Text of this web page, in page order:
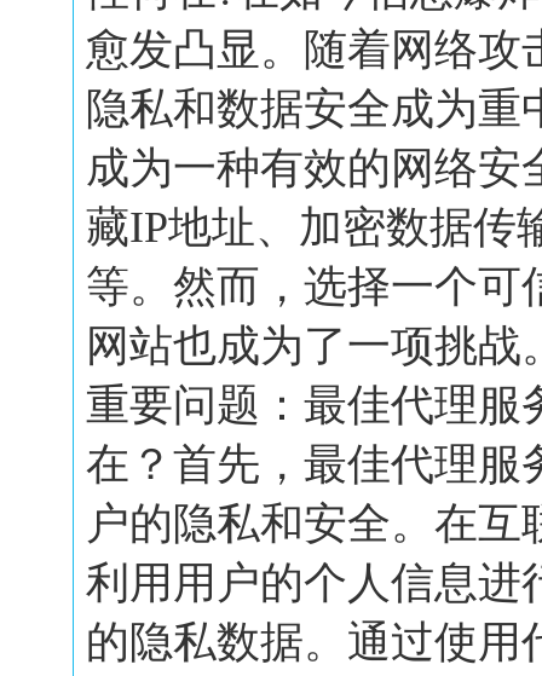
愈发凸显。随着网络攻
隐私和数据安全成为
成为一种有效的网络
藏IP地址、加密数据传
等。然而，选择一个可
网站也成为了一项挑
重要问题：最佳代理服
在？首先，最佳代理服
户的隐私和安全。在
利用用户的个人信息进
的隐私数据。通过使